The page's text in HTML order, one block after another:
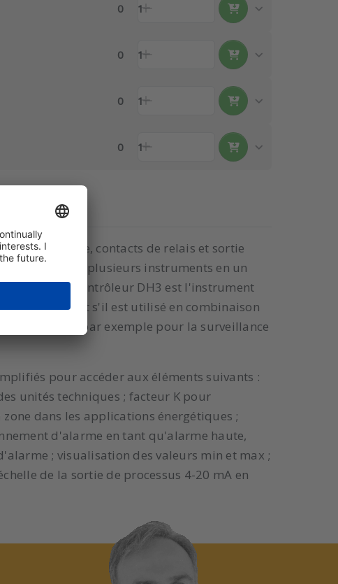
0 1
0 1
0 1
0 1
numérique, contacts de relais et sortie
réduire plusieurs instruments en un
argent. Le contrôleur DH3 est l'instrument
l'air et le débit s'il est utilisé en combinaison
disponibles, par exemple pour la surveillance
pour accéder aux éléments suivants :
unités techniques ; facteur K pour
dans les applications énergétiques ;
d'alarme en tant qu'alarme haute,
; visualisation des valeurs min et max ;
de la sortie de processus 4-20 mA en